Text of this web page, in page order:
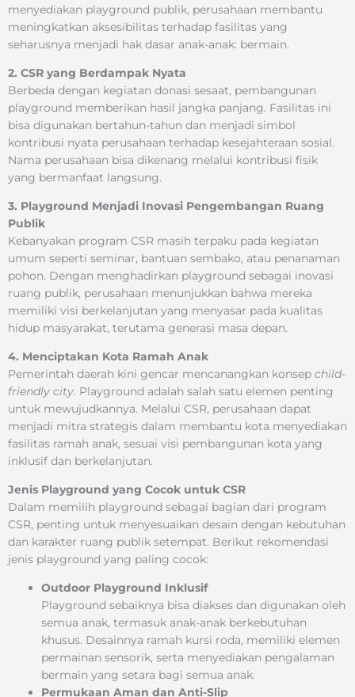
menyediakan playground publik, perusahaan membantu
meningkatkan aksesibilitas terhadap fasilitas yang
seharusnya menjadi hak dasar anak-anak: bermain.
2. CSR yang Berdampak Nyata
Berbeda dengan kegiatan donasi sesaat, pembangunan
playground memberikan hasil jangka panjang. Fasilitas ini
bisa digunakan bertahun-tahun dan menjadi simbol
kontribusi nyata perusahaan terhadap kesejahteraan sosial.
Nama perusahaan bisa dikenang melalui kontribusi fisik
yang bermanfaat langsung.
3. Playground Menjadi Inovasi Pengembangan Ruang
Publik
Kebanyakan program CSR masih terpaku pada kegiatan
umum seperti seminar, bantuan sembako, atau penanaman
pohon. Dengan menghadirkan playground sebagai inovasi
ruang publik, perusahaan menunjukkan bahwa mereka
memiliki visi berkelanjutan yang menyasar pada kualitas
hidup masyarakat, terutama generasi masa depan.
4. Menciptakan Kota Ramah Anak
Pemerintah daerah kini gencar mencanangkan konsep child-
friendly city. Playground adalah salah satu elemen penting
untuk mewujudkannya. Melalui CSR, perusahaan dapat
menjadi mitra strategis dalam membantu kota menyediakan
fasilitas ramah anak, sesuai visi pembangunan kota yang
inklusif dan berkelanjutan.
Jenis Playground yang Cocok untuk CSR
Dalam memilih playground sebagai bagian dari program
CSR, penting untuk menyesuaikan desain dengan kebutuhan
dan karakter ruang publik setempat. Berikut rekomendasi
jenis playground yang paling cocok:
Outdoor Playground Inklusif
Playground sebaiknya bisa diakses dan digunakan oleh
semua anak, termasuk anak-anak berkebutuhan
khusus. Desainnya ramah kursi roda, memiliki elemen
permainan sensorik, serta menyediakan pengalaman
bermain yang setara bagi semua anak.
Permukaan Aman dan Anti-Slip